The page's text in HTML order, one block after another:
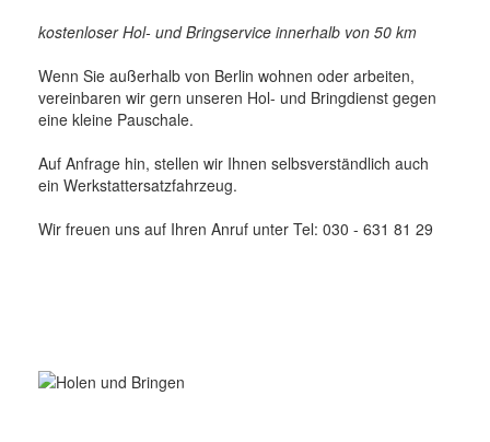
kostenloser Hol- und Bringservice innerhalb von 50 km
Wenn Sie außerhalb von Berlin wohnen oder arbeiten,
vereinbaren wir gern unseren Hol- und Bringdienst gegen
eine kleine Pauschale.
Auf Anfrage hin, stellen wir Ihnen selbsverständlich auch
ein Werkstattersatzfahrzeug.
Wir freuen uns auf Ihren Anruf unter Tel: 030 - 631 81 29